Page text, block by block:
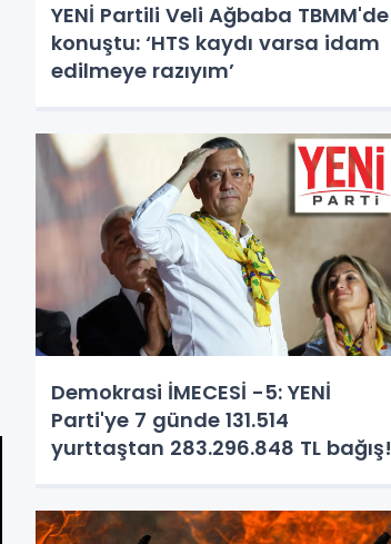
YENİ Partili Veli Ağbaba TBMM'de
konuştu: ‘HTS kaydı varsa idam
edilmeye razıyım’
Demokrasi İMECESİ -5: YENİ
Parti'ye 7 günde 131.514
yurttaştan 283.296.848 TL bağış!